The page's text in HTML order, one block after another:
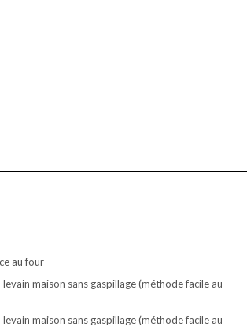
au four
maison sans gaspillage (méthode facile au
maison sans gaspillage (méthode facile au